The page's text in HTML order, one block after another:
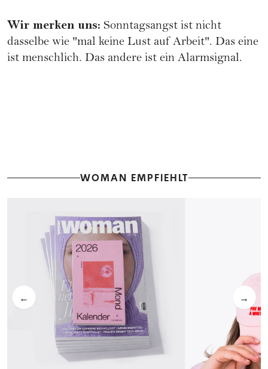
Wir merken uns: Sonntagsangst ist nicht
dasselbe wie "mal keine Lust auf Arbeit". Das eine
ist menschlich. Das andere ist ein Alarmsignal.
WOMAN EMPFIEHLT
← →